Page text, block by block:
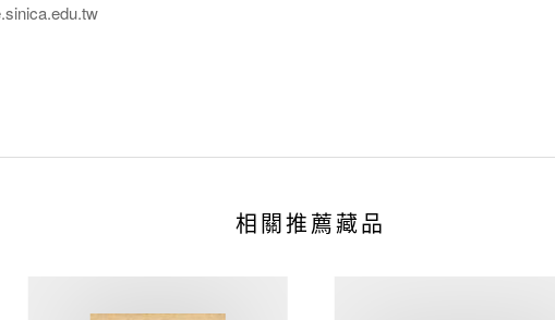
相關推薦藏品